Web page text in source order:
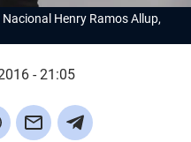
Henry Ramos Allup,
- 21:05